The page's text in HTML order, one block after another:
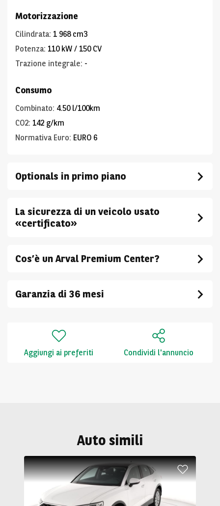
Motorizzazione
Cilindrata: 1 968 cm3
Potenza: 110 kW / 150 CV
Trazione integrale: -
Consumo
Combinato: 4.50 l/100km
CO2: 142 g/km
Normativa Euro: EURO 6
Optionals in primo piano
La sicurezza di un veicolo usato
«certificato»
Cos’è un Arval Premium Center?
Garanzia di 36 mesi
Aggiungi ai preferiti Condividi l'annuncio
Auto simili